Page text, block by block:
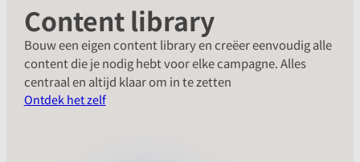
Content library
Bouw een eigen content library en creëer eenvoudig alle
content die je nodig hebt voor elke campagne. Alles
centraal en altijd klaar om in te zetten
Ontdek het zelf